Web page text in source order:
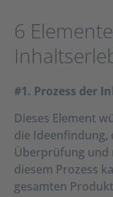
6
#1. Prozess der
Dieses Element
die Ideenfindung,
Überprüfung und
diesem Prozess
gesamten